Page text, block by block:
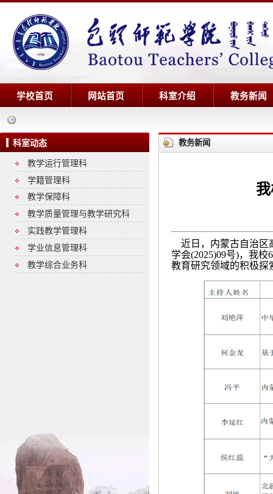
学校首页 网站首页 科室介绍 教务新闻
科室动态
教学运行管理科
学籍管理科
教学保障科
教学质量管理与教学研究科
实践教学管理科
学业信息管理科
教学综合业务科
教务新闻
近日，内蒙古自治区
学会(2025)09号)，我
教育研究领域的积极探